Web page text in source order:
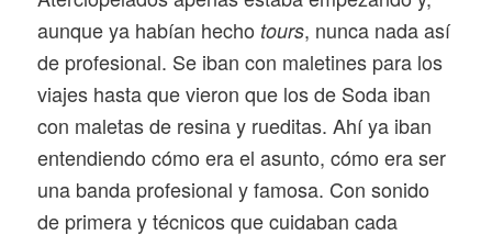
aunque ya habían hecho tours, nunca nada así
de profesional. Se iban con maletines para los
viajes hasta que vieron que los de Soda iban
con maletas de resina y rueditas. Ahí ya iban
entendiendo cómo era el asunto, cómo era ser
una banda profesional y famosa. Con sonido
de primera y técnicos que cuidaban cada